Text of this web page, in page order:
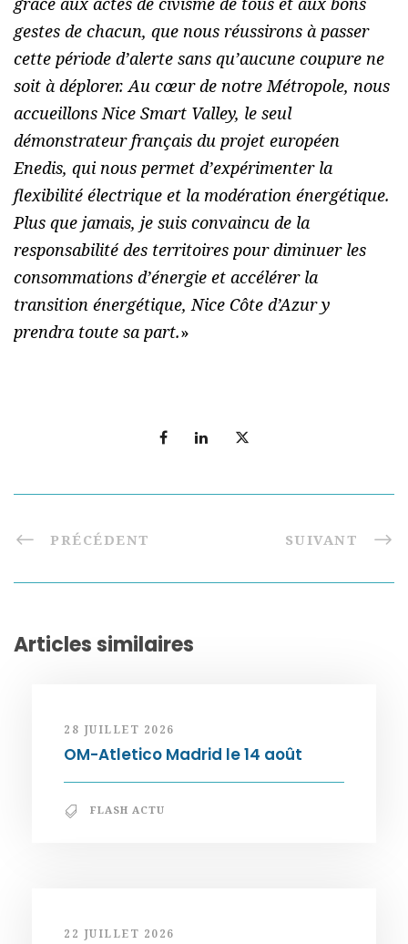
gestes de chacun, que nous réussirons à passer
cette période d’alerte sans qu’aucune coupure ne
soit à déplorer. Au cœur de notre Métropole, nous
accueillons Nice Smart Valley, le seul
démonstrateur français du projet européen
Enedis, qui nous permet d’expérimenter la
flexibilité électrique et la modération énergétique.
Plus que jamais, je suis convaincu de la
responsabilité des territoires pour diminuer les
consommations d’énergie et accélérer la
transition énergétique, Nice Côte d’Azur y
prendra toute sa part.»
PRÉCÉDENT SUIVANT
Articles similaires
28 JUILLET 2026
OM-Atletico Madrid le 14 août
FLASH ACTU
22 JUILLET 2026